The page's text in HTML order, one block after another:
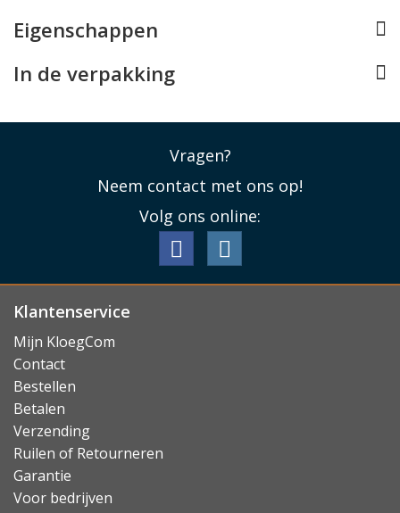
Eigenschappen
In de verpakking
Vragen?
Neem contact met ons op!
Volg ons online:
Klantenservice
Mijn KloegCom
Contact
Bestellen
Betalen
Verzending
Ruilen of Retourneren
Garantie
Voor bedrijven